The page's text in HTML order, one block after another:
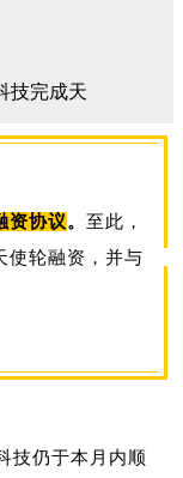
资协议。 至此，
使轮融资，并与
技仍于本月内顺